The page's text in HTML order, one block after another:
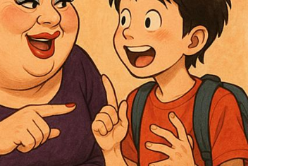
パープル・イエロー・ブルー・クリアパープル・クリ